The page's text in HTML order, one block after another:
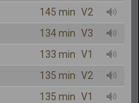
145 min V2
134 min V3
133 min V1
135 min V2
135 min V1